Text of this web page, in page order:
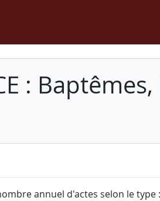
:
annuel d'actes selon le type :